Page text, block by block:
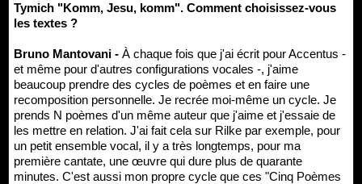
Tymich "Komm, Jesu, komm". Comment choisissez-vous
les textes ?
Bruno Mantovani - À chaque fois que j'ai écrit pour Accentus -
et même pour d'autres configurations vocales -, j'aime
beaucoup prendre des cycles de poèmes et en faire une
recomposition personnelle. Je recrée moi-même un cycle. Je
prends N poèmes d'un même auteur que j'aime et j'essaie de
les mettre en relation. J'ai fait cela sur Rilke par exemple, pour
un petit ensemble vocal, il y a très longtemps, pour ma
première cantate, une œuvre qui dure plus de quarante
minutes. C'est aussi mon propre cycle que ces "Cinq Poèmes